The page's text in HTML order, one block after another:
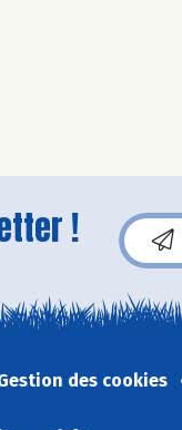
!
des cookies